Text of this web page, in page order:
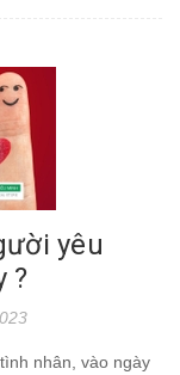
yêu
?
nhân, vào ngày